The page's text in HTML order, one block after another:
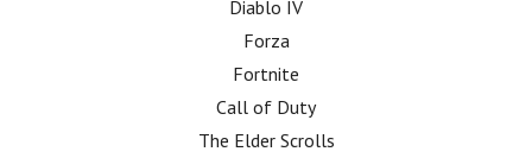
Diablo IV
Forza
Fortnite
Call of Duty
The Elder Scrolls